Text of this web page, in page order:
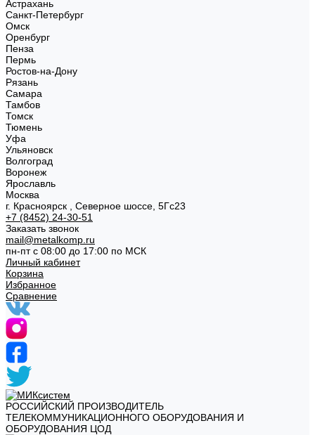
Астрахань
Санкт-Петербург
Омск
Оренбург
Пенза
Пермь
Ростов-на-Дону
Рязань
Самара
Тамбов
Томск
Тюмень
Уфа
Ульяновск
Волгоград
Воронеж
Ярославль
Москва
г. Красноярск , Северное шоссе, 5Гс23
+7 (8452) 24-30-51
Заказать звонок
mail@metalkomp.ru
пн-пт с 08:00 до 17:00 по МСК
Личный кабинет
Корзина
Избранное
Сравнение
РОССИЙСКИЙ ПРОИЗВОДИТЕЛЬ
ТЕЛЕКОММУНИКАЦИОННОГО ОБОРУДОВАНИЯ И
ОБОРУДОВАНИЯ ЦОД